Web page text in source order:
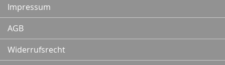
Impressum
AGB
Widerrufsrecht